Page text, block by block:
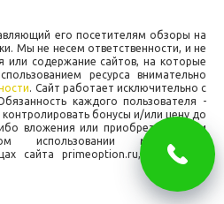
его посетителям обзоры на
Мы не несем ответственности, и не
или содержание сайтов, на которые
ресурса внимательно
. Сайт работает исключительно с
каждого пользователя -
бонусы и/или цену до
вложения или приобретения. При
материалов,
сайта primeoption.ru, ссылка на